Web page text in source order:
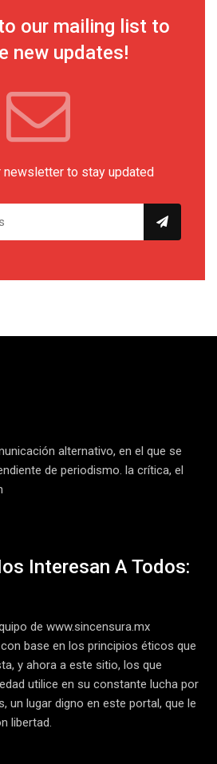
our mailing list to
new updates!
newsletter to stay updated
alternativo, en el que se
de periodismo. la crítica, el
Interesan A Todos:
de www.sincensura.mx
base en los principios éticos que
y ahora a este sitio, los que
utilice en su constante lucha por
un lugar digno en este portal, que le
libertad.